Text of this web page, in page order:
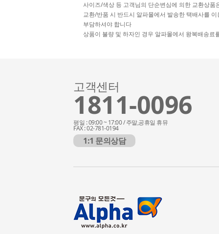
사이즈/색상 등 고객님의 단순변심에 의한 교환상
교환/반품 시 반드시 알파몰에서 발송한 택배사를
부담하셔야 합니다
상품이 불량 및 하자인 경우 알파몰에서 왕복배송료
고객센터
1811-0096
평일 : 09:00 ~ 17:00 / 주말,공휴일 휴뮤
FAX : 02-781-0194
1:1 문의상담